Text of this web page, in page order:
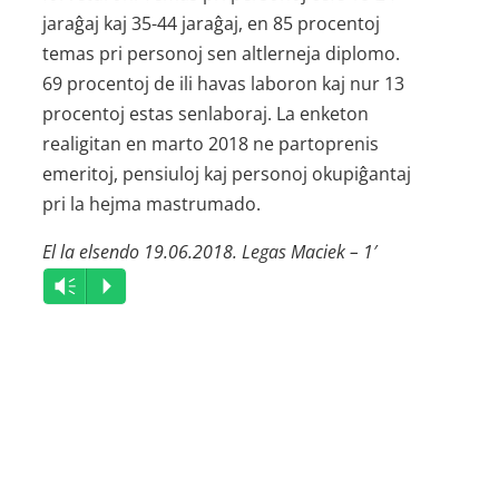
jaraĝaj kaj 35-44 jaraĝaj, en 85 procentoj
temas pri personoj sen altlerneja diplomo.
69 procentoj de ili havas laboron kaj nur 13
procentoj estas senlaboraj. La enketon
realigitan en marto 2018 ne partoprenis
emeritoj, pensiuloj kaj personoj okupiĝantaj
pri la hejma mastrumado.
El la elsendo 19.06.2018. Legas Maciek – 1′
Audio
Player
Vm P